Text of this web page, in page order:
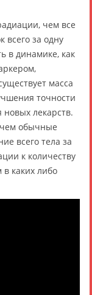
чем все
всего за одну
в динамике, как
масса
точности
новых лекарств.
чем обычные
всего тела за
к количеству
каких либо